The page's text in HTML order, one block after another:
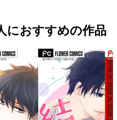
におすすめの作品